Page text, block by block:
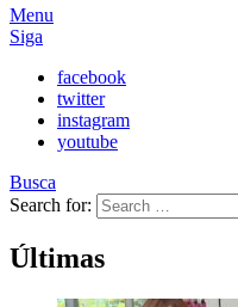
Menu
Siga
facebook
twitter
instagram
youtube
Busca
Search for:
Últimas